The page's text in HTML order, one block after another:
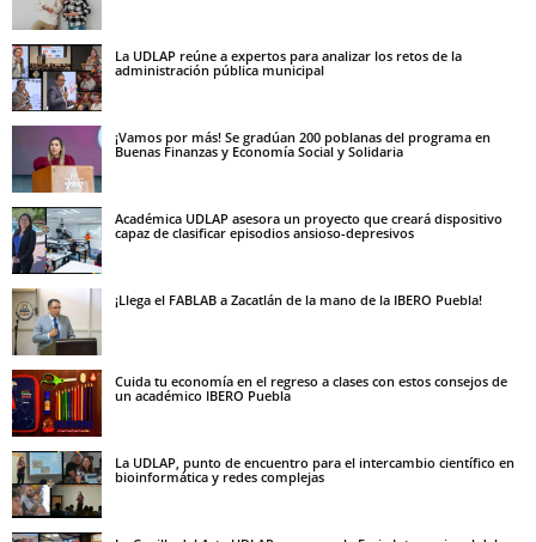
La UDLAP reúne a expertos para analizar los retos de la
administración pública municipal
¡Vamos por más! Se gradúan 200 poblanas del programa en
Buenas Finanzas y Economía Social y Solidaria
Académica UDLAP asesora un proyecto que creará dispositivo
capaz de clasificar episodios ansioso-depresivos
¡Llega el FABLAB a Zacatlán de la mano de la IBERO Puebla!
Cuida tu economía en el regreso a clases con estos consejos de
un académico IBERO Puebla
La UDLAP, punto de encuentro para el intercambio científico en
bioinformática y redes complejas